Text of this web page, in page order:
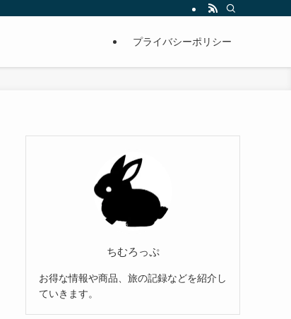
プライバシーポリシー
ちむろっぷ
お得な情報や商品、旅の記録などを紹介し
ていきます。